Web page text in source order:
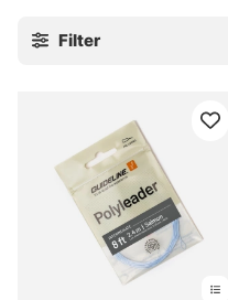
Filter